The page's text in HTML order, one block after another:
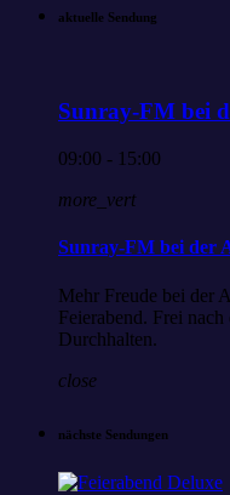
aktuelle Sendung
Sunray-FM bei
09:00 - 15:00
more_vert
Sunray-FM bei der
Mehr Freude bei der
Feierabend. Frei
Durchhalten.
close
nächste Sendungen